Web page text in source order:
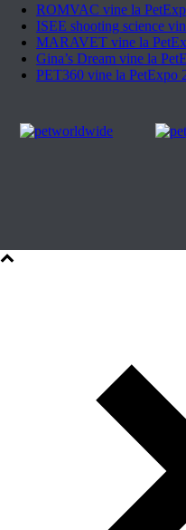
ROMVAC vine la
ISEE shooting science
MARAVET vine la
Gina’s Dream vine la
PET360 vine la PetExpo